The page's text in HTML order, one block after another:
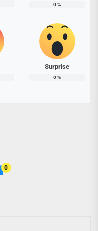
0%
Surprise
0%
0